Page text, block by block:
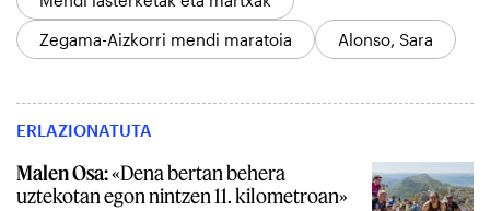
Zegama-Aizkorri mendi maratoia
Alonso, Sara
ERLAZIONATUTA
Malen Osa:«Dena bertan behera
uztekotan egon nintzen 11. kilometroan»